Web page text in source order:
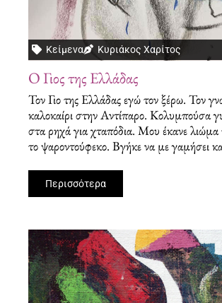
Κείμενα Κυριάκος Χαρίτος
Ο Γιος της Ελλάδας
Τον Γιο της Ελλάδας εγώ τον ξέρω. Τον
καλοκαίρι στην Αντίπαρο. Κολυμπούσα
στα ρηχά για χταπόδια. Μου έκανε λιώμα
το ψαροντούφεκο. Βγήκε να με γαμήσει
Περισσότερα